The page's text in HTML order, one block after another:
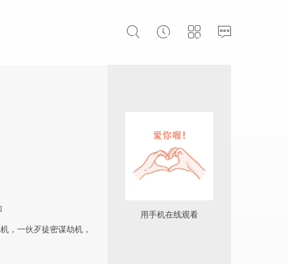
，一伙歹徒密谋劫机，
用手机在线观看